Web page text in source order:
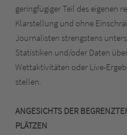
geringfügiger Teil des eigenen
Klarstellung und ohne
Journalisten strengstens
Statistiken und/oder Daten
Wettaktivitäten oder Live-
stellen.
ANGESICHTS DER
PLÄTZEN